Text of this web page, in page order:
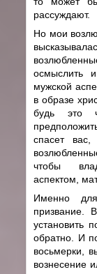
рассуждают.
Но мои
осмыслить
мужской
в образе
будь это
спасет
чтобы
аспектом,
Именно
призвание.
установить
обратно. И
восьмерки,
вознесение